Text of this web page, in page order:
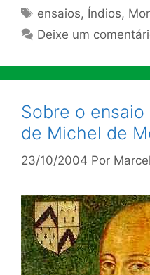
Tags
ensaios, Índios,
Deixe um
Sobre o
de Michel de
23/10/2004 Por